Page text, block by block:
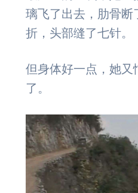
璃飞了出去，肋骨
折，头部缝了七针。
但身体好一点，她
了。